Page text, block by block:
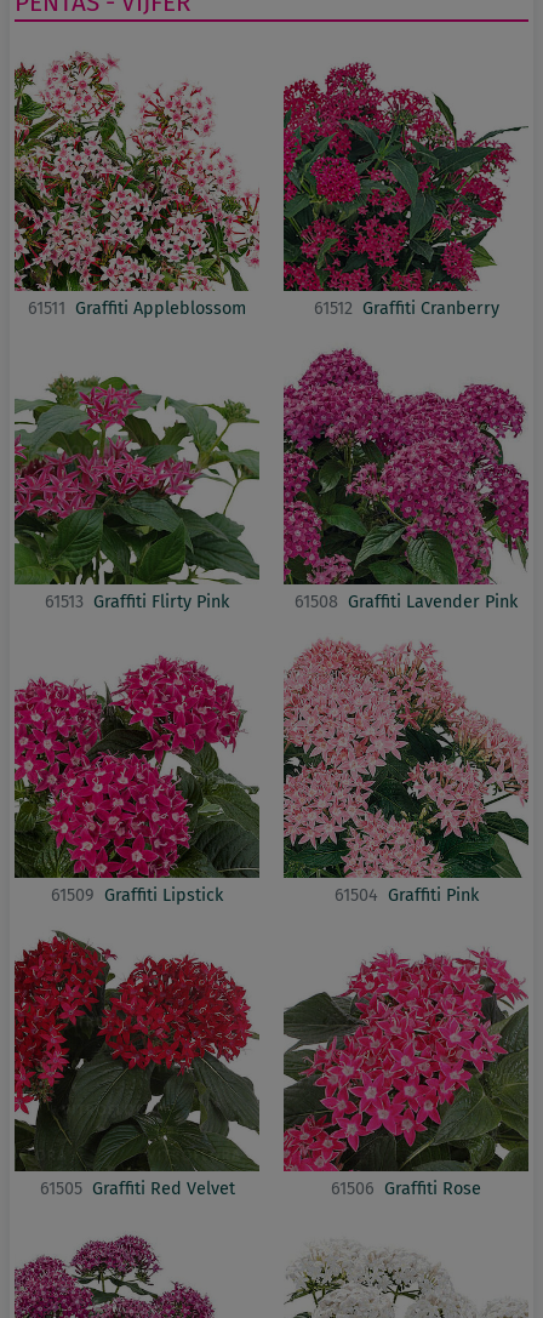
61511 Graffiti Appleblossom 61512 Graffiti Cranberry
61513 Graffiti Flirty Pink 61508 Graffiti Lavender Pink
61509 Graffiti Lipstick 61504 Graffiti Pink
61505 Graffiti Red Velvet 61506 Graffiti Rose